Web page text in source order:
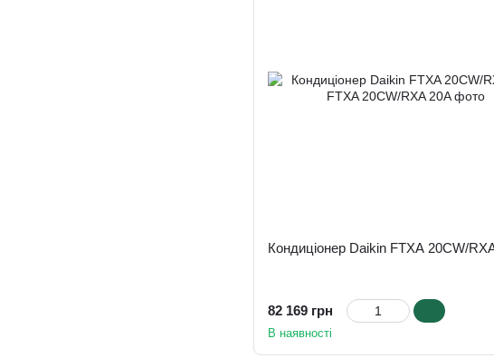
Кондиціонер Daikin FTXA 20CW/
82 169 грн
В наявності